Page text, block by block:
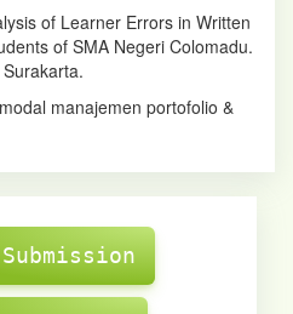
of Learner Errors in Written
of SMA Negeri Colomadu.
manajemen portofolio &